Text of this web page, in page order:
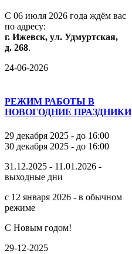
С 06 июля 2026 года ждём вас
по адресу:
г. Ижевск, ул. Удмуртская,
д. 268.
24-06-2026
РЕЖИМ РАБОТЫ В
НОВОГОДНИЕ ПРАЗДНИКИ
29 декабря 2025 - до 16:00
30 декабря 2025 - до 16:00
31.12.2025 - 11.01.2026 -
выходные дни
с 12 января 2026 - в обычном
режиме
С Новым годом!
29-12-2025